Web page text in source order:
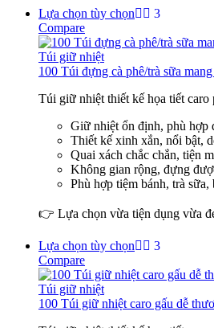
Lựa chọn tùy chọn
Compare
Túi giữ nhiệt
100 Túi đựng cà phê/trà sữa
Túi giữ nhiệt thiết kế họa tiết caro
Giữ nhiệt ổn định, phù hợp
Thiết kế xinh xắn, nổi bật,
Quai xách chắc chắn, tiện
Không gian rộng, đựng
Phù hợp tiệm bánh, trà
👉 Lựa chọn vừa tiện dụng vừa
Lựa chọn tùy chọn
Compare
Túi giữ nhiệt
100 Túi giữ nhiệt caro gấu dễ